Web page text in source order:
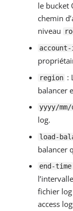
le bucket
chemin
niveau
region :
balancer
yyyy/mm/
log.
load-
balancer
end-time
fichier
access